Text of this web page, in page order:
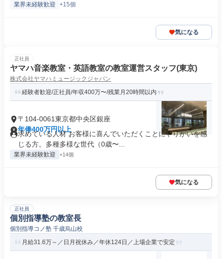
業界未経験歓迎 +15個
気になる
正社員
ヤマハ音楽教室・英語教室の教室運営スタッフ(東京)
株式会社ヤマハミュージックジャパン
経験者歓迎/正社員/年収400万〜/残業月20時間以内
〒104-0061東京都中央区銀座
年俸400万円以上
求めている人材 お客様に喜んでいただくことにやりがいを感
じる方。多種多様な世代（0歳〜...
業界未経験歓迎 +14個
気になる
正社員
個別指導塾の教室長
個別指導コノ塾 千歳烏山校
月給31.6万～／日月祝休み／年休124日／上場企業で安定